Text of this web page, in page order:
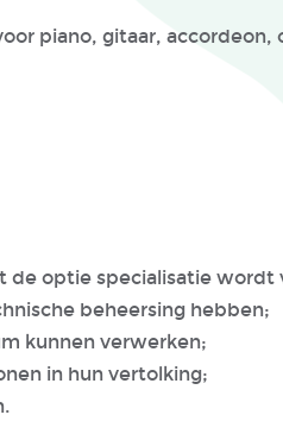
piano, gitaar, accordeon,
de optie specialisatie wordt
beheersing hebben;
kunnen verwerken;
in hun vertolking;